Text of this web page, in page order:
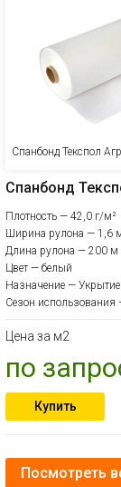
Спанбонд Текспол
Спанбонд
Плотность — 42,0 г/м²
Ширина рулона — 1,6
Длина рулона — 200 м
Цвет — белый
Назначение — Укрытие
Сезон использования
Цена за м2
по
Купить
Посмотреть